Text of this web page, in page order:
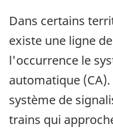
Dans certains
existe une ligne
l'occurrence le
automatique
système de
trains qui